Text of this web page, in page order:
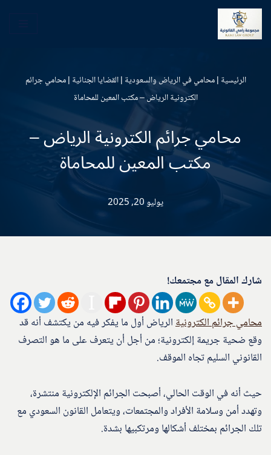
تخطى
الرئيسية |محامي في الرياض والسعودية |القضايا الجنائية |محامي جرائم
الكترونية الرياض – مكتب المعين للمحاماة
محامي جرائم الكترونية الرياض –
مكتب المعين للمحاماة
يوليو 20, 2025
شارك المقال مع مجتمعك!
محامي جرائم الكترونيةالرياض أول ما يفكر فيه من يكتشف أنه قد
وقع ضحية جريمة إلكترونية؛ من أجل أن يتعرف على ما هو التصرف
القانوني السليم تجاه الموقف.
حيث أنه في الوقت الحالي، أصبحت الجرائم الإلكترونية منتشرة،
وتهدد أمن وسلامة الأفراد والمجتمعات، ويتعامل القانون السعودي مع
تلك الجرائم بمختلف أشكالها ومرتكبيها بشدة.